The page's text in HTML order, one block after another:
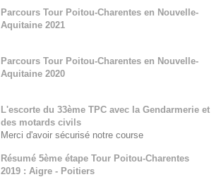
Parcours Tour Poitou-Charentes en Nouvelle-
Aquitaine 2021
Parcours Tour Poitou-Charentes en Nouvelle-
Aquitaine 2020
L'escorte du 33ème TPC avec la Gendarmerie et
des motards civils
Merci d'avoir sécurisé notre course
Résumé 5ème étape Tour Poitou-Charentes
2019 : Aigre - Poitiers